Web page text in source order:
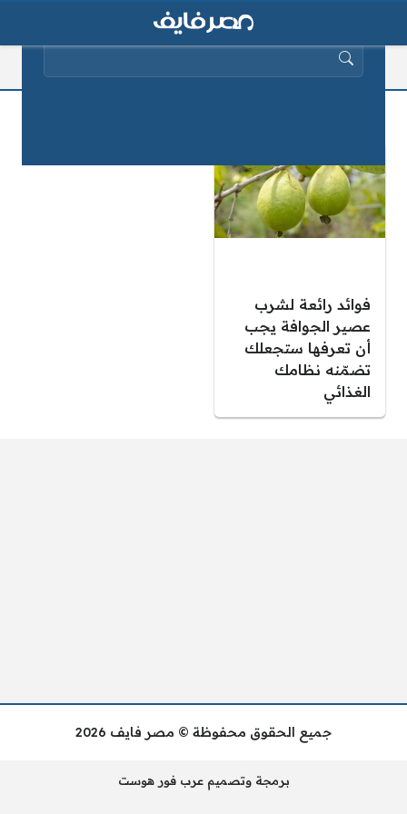
فوائد رائعة لشرب
عصير الجوافة يجب
أن تعرفها ستجعلك
تضمّنه نظامك
الغذائي
جميع الحقوق محفوظة © مصر فايف 2026
برمجة وتصميم عرب فور هوست
البحث عن: